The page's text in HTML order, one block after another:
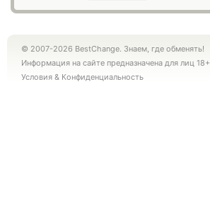
© 2007-2026 BestChange. Знаем, где обменять!
Информация на сайте предназначена для лиц 18+
Условия & Конфиденциальность